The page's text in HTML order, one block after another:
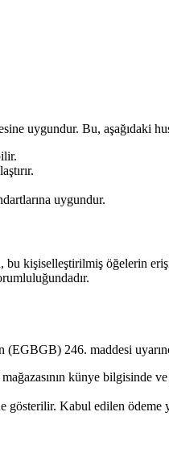
uygundur. Bu, aşağıdaki
uygundur.
bu kişiselleştirilmiş öğelerin
246. maddesi
künye bilgisinde ve
gösterilir. Kabul edilen